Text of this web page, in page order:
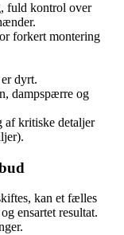
fuld kontrol over
forkert montering
dyrt.
dampspærre og
af kritiske detaljer
kan et fælles
ensartet resultat.